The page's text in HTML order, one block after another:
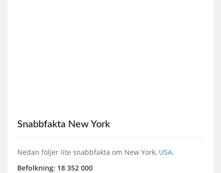
Snabbfakta New York
Nedan följer lite snabbfakta om New York, USA.
Befolkning: 18 352 000